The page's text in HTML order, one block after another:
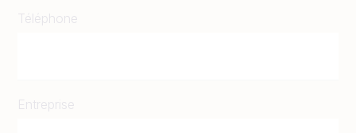
Téléphone
Entreprise